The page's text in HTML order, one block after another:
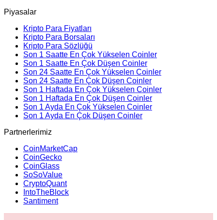
Piyasalar
Kripto Para Fiyatları
Kripto Para Borsaları
Kripto Para Sözlüğü
Son 1 Saatte En Çok Yükselen Coinler
Son 1 Saatte En Çok Düşen Coinler
Son 24 Saatte En Çok Yükselen Coinler
Son 24 Saatte En Çok Düşen Coinler
Son 1 Haftada En Çok Yükselen Coinler
Son 1 Haftada En Çok Düşen Coinler
Son 1 Ayda En Çok Yükselen Coinler
Son 1 Ayda En Çok Düşen Coinler
Partnerlerimiz
CoinMarketCap
CoinGecko
CoinGlass
SoSoValue
CryptoQuant
IntoTheBlock
Santiment